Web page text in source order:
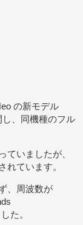
の新モデル
し、同機種のフル
ていましたが、
れています。
、周波数が
た。